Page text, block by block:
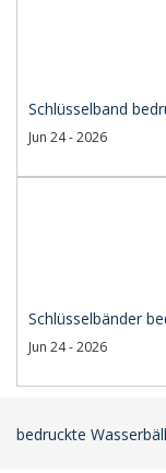
Schlüsselband
Jun 24 - 2026
Schlüsselbänder
Jun 24 - 2026
bedruckte